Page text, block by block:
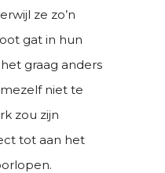
ze zo’n
gat in hun
graag anders
niet te
zou zijn
tot aan het